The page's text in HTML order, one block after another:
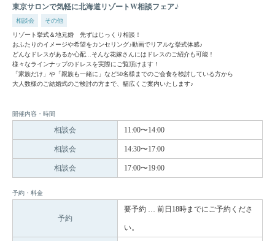
東京サロンで気軽に北海道リゾートW相談フェア♪
相談会 その他
リゾート挙式＆地元婚 先ずはじっくり相談！
おふたりのイメージや希望をカンセリング♪動画でリアルな挙式体感♪
どんなドレスがあるか心配...そんな花嫁さんにはドレスのご紹介も可能！
様々なラインナップのドレスを実際にご覧頂けます！
「家族だけ」や「親族も一緒に」など50名様までのご会食を検討している方から
大人数様のご結婚式のご検討の方まで、幅広くご案内いたします♪
開催内容・時間
相談会 11:00〜14:00
相談会 14:30〜17:00
相談会 17:00〜19:00
予約・料金
予約
要予約 … 前日18時までにご予約くださ
い。